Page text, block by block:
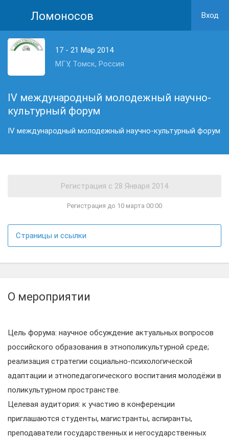
Ломоносов Вход
17 - 21 Мар 2014
МГУ, Томск, Россия
IV международный молодежный научно-
культурный форум
IV международный молодежный научно-культурный форум
Регистрация до 10 марта 00:00
Страницы и ссылки
О мероприятии
Цель форума: научное обсуждение актуальных вопросов
российского образования в этнополикультурной среде;
реализация стратегии социально-психологической
адаптации и этнопедагогического воспитания молодёжи в
поликультурном пространстве.
Целевая аудитория: к участию в конференции
приглашаются студенты, магистранты, аспиранты,
преподаватели государственных и негосударственных